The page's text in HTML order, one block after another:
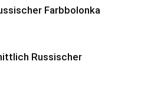
Farbbolonka
Russischer